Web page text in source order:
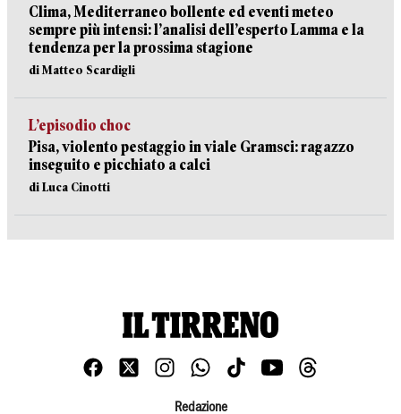
Clima, Mediterraneo bollente ed eventi meteo
sempre più intensi: l’analisi dell’esperto Lamma e la
tendenza per la prossima stagione
di Matteo Scardigli
L’episodio choc
Pisa, violento pestaggio in viale Gramsci: ragazzo
inseguito e picchiato a calci
di Luca Cinotti
Redazione